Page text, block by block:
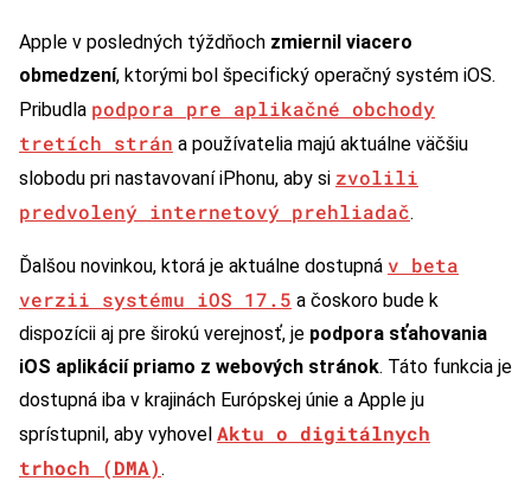
Apple v posledných týždňoch zmiernil viacero
obmedzení, ktorými bol špecifický operačný systém iOS.
Pribudla podpora pre aplikačné obchody
tretích strán a používatelia majú aktuálne väčšiu
slobodu pri nastavovaní iPhonu, aby si zvolili
predvolený internetový prehliadač.
Ďalšou novinkou, ktorá je aktuálne dostupná v beta
verzii systému iOS 17.5 a čoskoro bude k
dispozícii aj pre širokú verejnosť, je podpora sťahovania
iOS aplikácií priamo z webových stránok. Táto funkcia je
dostupná iba v krajinách Európskej únie a Apple ju
sprístupnil, aby vyhovel Aktu o digitálnych
trhoch (DMA).